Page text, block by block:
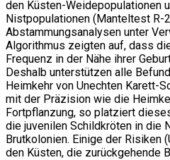
den Küsten-Weidepopulationen
Nistpopulationen (Manteltest R-
Abstammungsanalysen unter
Algorithmus zeigten auf, dass
Frequenz in der Nähe ihrer
Deshalb unterstützen alle
Heimkehr von Unechten Karett-
mit der Präzision wie die
Fortpflanzung, so platziert
die juvenilen Schildkröten in die
Brutkolonien. Einige der Risiken
den Küsten, die zurückgehende